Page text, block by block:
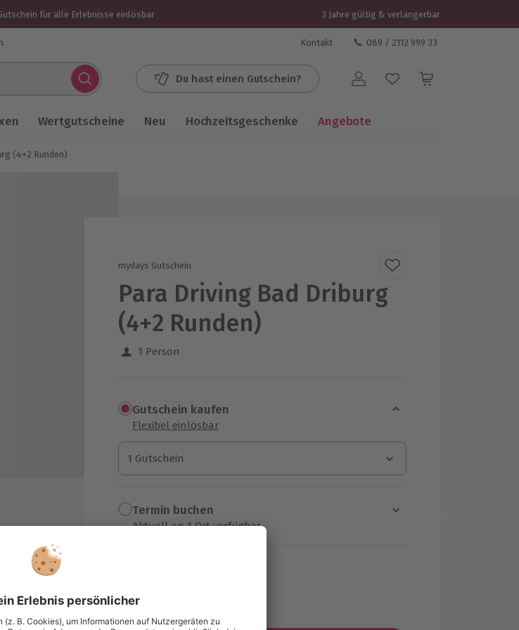
für alle Erlebnisse einlösbar 3 Jahre gültig & verlängerbar
Kontakt 089 / 2112 999 33
Du hast einen Gutschein? Benutzerkonto
Wertgutscheine Neu Hochzeitsgeschenke Angebote
(4+2 Runden)
mydays Gutschein
Para Driving Bad Driburg
(4+2 Runden)
1 Person
Gutschein kaufen
Flexibel einlösbar
1 Gutschein
1 Gutschein
1 Gutschein
Termin buchen
Aktuell an 1 Ort verfügbar
zzgl. Versand
Mercedes-